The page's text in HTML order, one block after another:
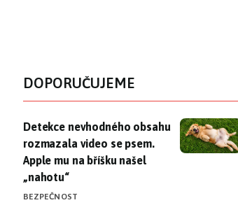
DOPORUČUJEME
Detekce nevhodného obsahu rozmazala
Detekce nevhodného obsahu
rozmazala video se psem.
Apple mu na bříšku našel
„nahotu“
BEZPEČNOST